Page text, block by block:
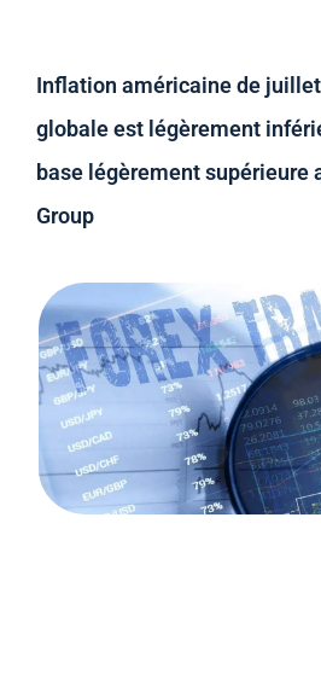
Inflation américaine de
globale est légèrement
base légèrement supérieure
Group